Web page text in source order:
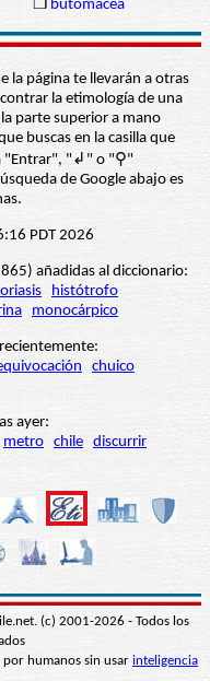
❒ butomácea
la página te llevarán a otras
la etimología de una
parte superior a mano
buscas en la casilla que
"Entrar", "↲" o "⚲"
de Google abajo es
PDT 2026
añadidas al diccionario:
histótrofo
monocárpico
chuico
ayer:
metro chile discurrir
(c) 2001-2026 - Todos los
por humanos sin usar inteligencia